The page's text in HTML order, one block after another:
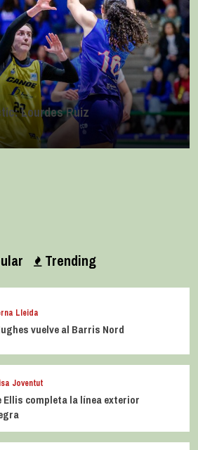
Trending
Lleida
vuelve al Barris Nord
Joventut
Ellis completa la línea exterior